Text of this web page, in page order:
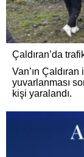
Çaldıran’da
Van’ın
yuvarlanması
kişi yaralandı.